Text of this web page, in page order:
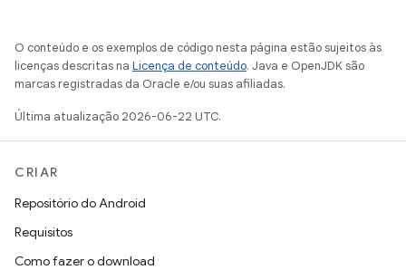
O conteúdo e os exemplos de código nesta página estão sujeitos às
licenças descritas na Licença de conteúdo. Java e OpenJDK são
marcas registradas da Oracle e/ou suas afiliadas.
Última atualização 2026-06-22 UTC.
CRIAR
Repositório do Android
Requisitos
Como fazer o download